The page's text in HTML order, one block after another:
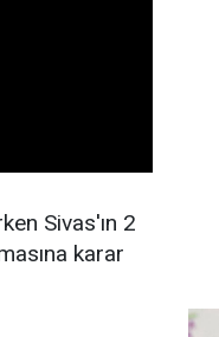
Sivas'ın 2
karar